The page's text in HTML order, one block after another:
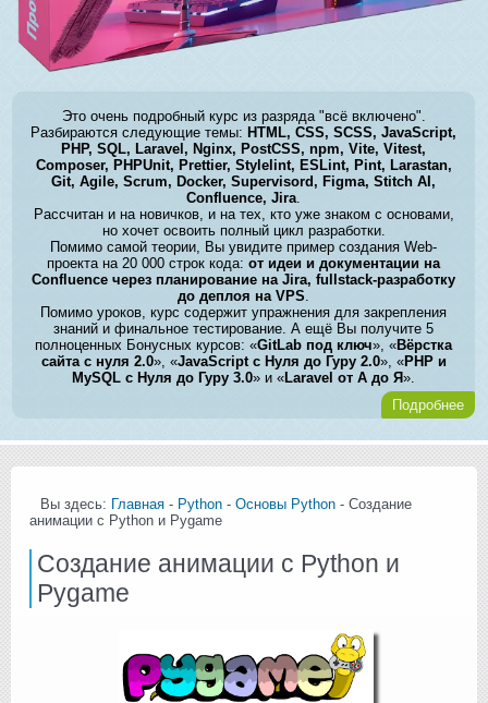
Это очень подробный курс из разряда "всё включено".
Разбираются следующие темы: HTML, CSS, SCSS, JavaScript,
PHP, SQL, Laravel, Nginx, PostCSS, npm, Vite, Vitest,
Composer, PHPUnit, Prettier, Stylelint, ESLint, Pint, Larastan,
Git, Agile, Scrum, Docker, Supervisord, Figma, Stitch AI,
Confluence, Jira.
Рассчитан и на новичков, и на тех, кто уже знаком с основами,
но хочет освоить полный цикл разработки.
Помимо самой теории, Вы увидите пример создания Web-
проекта на 20 000 строк кода:от идеи и документации на
Confluence через планирование на Jira, fullstack-разработку
до деплоя на VPS.
Помимо уроков, курс содержит упражнения для закрепления
знаний и финальное тестирование. А ещё Вы получите 5
полноценных Бонусных курсов: «GitLab под ключ», «Вёрстка
сайта с нуля 2.0», «JavaScript с Нуля до Гуру 2.0», «PHP и
MySQL с Нуля до Гуру 3.0» и «Laravel от А до Я».
Подробнее
Вы здесь: Главная - Python - Основы Python - Создание
анимации с Python и Pygame
Создание анимации с Python и
Pygame